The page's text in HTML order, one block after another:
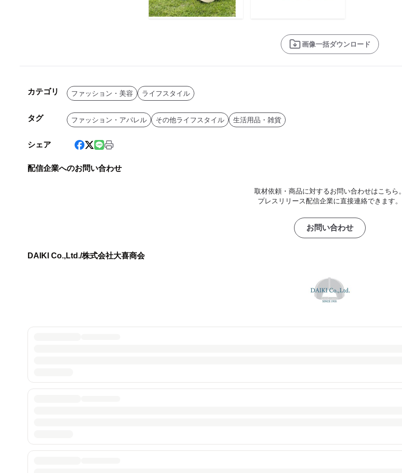
画像一括ダウンロード
カテゴリ ファッション・美容 ライフスタイル
タグ ファッション・アパレル その他ライフスタイル 生活用品・雑貨
シェア
配信企業へのお問い合わせ
取材依頼・商品に対するお問い合わせはこちら。
プレスリリース配信企業に直接連絡できます。
お問い合わせ
DAIKI Co.,Ltd./株式会社大喜商会